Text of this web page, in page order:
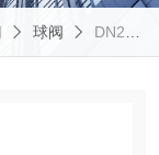
球阀 DN200厂家供应16压力角行程电动球阀